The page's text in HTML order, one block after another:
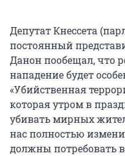
Депутат Кнессета
постоянный
Данон пообещал, что
нападение будет
«Убийственная
которая утром в
убивать мирных
нас полностью
должны потребовать